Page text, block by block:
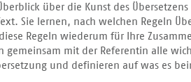
über die Kunst des
Sie lernen, nach welchen Regeln
Regeln wiederum für Ihre
gemeinsam mit der Referentin alle
und definieren auf was es